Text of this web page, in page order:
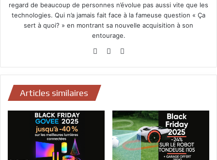
regard de beaucoup de personnes n’évolue pas aussi vite que les
technologies. Qui n’a jamais fait face à la fameuse question « Ça
sert à quoi? » en montrant sa nouvelle acquisition à son
entourage.
WebsiteFacebook
Articles similaires